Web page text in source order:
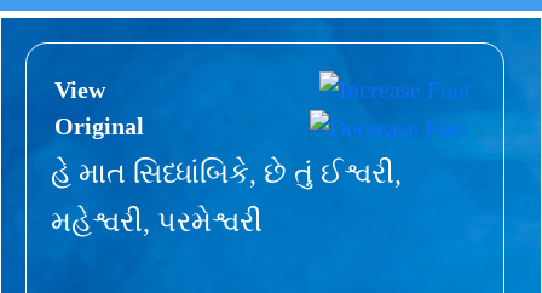
View
Original
હે માત સિધ્ધાંબિકે, છે તું ઈશ્વરી,
મહેશ્વરી, પરમેશ્વરી